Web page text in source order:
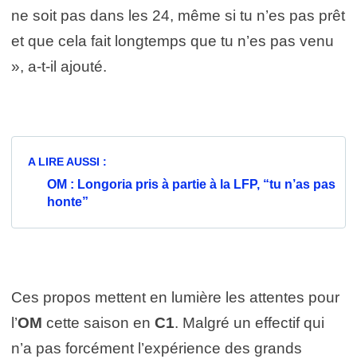
ne soit pas dans les 24, même si tu n’es pas prêt
et que cela fait longtemps que tu n’es pas venu
», a-t-il ajouté.
A LIRE AUSSI :
OM : Longoria pris à partie à la LFP, “tu n’as pas
honte”
Ces propos mettent en lumière les attentes pour
l’OM cette saison en C1. Malgré un effectif qui
n’a pas forcément l’expérience des grands